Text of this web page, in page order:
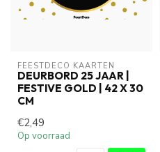
FEESTDECO KAARTEN
DEURBORD 25 JAAR |
FESTIVE GOLD | 42 X 30
CM
€2,49
Op voorraad